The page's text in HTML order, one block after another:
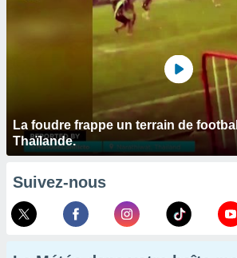
La foudre frappe un terrain de
Thaïlande.
Suivez-nous